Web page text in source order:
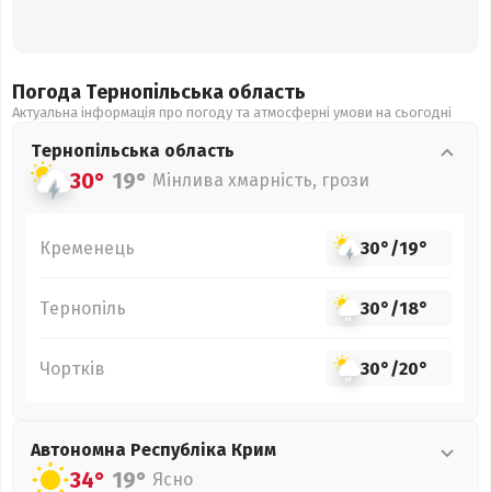
Погода Тернопільська область
Актуальна інформація про погоду та атмосферні умови на сьогодні
Тернопільська область
30° 19° Мінлива хмарність, грози
Кременець 30°/19°
Тернопіль 30°/18°
Чортків 30°/20°
Автономна Республіка Крим
34° 19° Ясно